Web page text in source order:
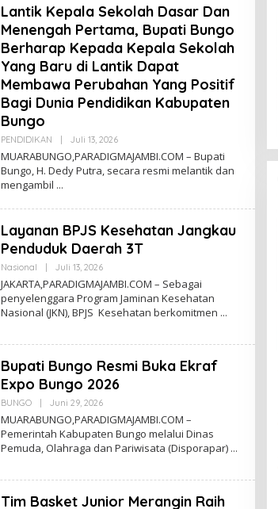
A
Lantik Kepala Sekolah Dasar Dan
Menengah Pertama, Bupati Bungo
Berharap Kepada Kepala Sekolah
Yang Baru di Lantik Dapat
Membawa Perubahan Yang Positif
Bagi Dunia Pendidikan Kabupaten
Bungo
PENDIDIKAN Juli 13, 2026O
L
E
H
G
A
MUARABUNGO,PARADIGMAJAMBI.COM – Bupati
Bungo, H. Dedy Putra, secara resmi melantik dan
mengambil
Layanan BPJS Kesehatan Jangkau
Penduduk Daerah 3T
Nasional Juli 13, 2026O
E
H
D
M
JAKARTA,PARADIGMAJAMBI.COM – Sebagai
penyelenggara Program Jaminan Kesehatan
Nasional (JKN), BPJS Kesehatan berkomitmen
Bupati Bungo Resmi Buka Ekraf
Expo Bungo 2026
BUNGO Juni 29, 2026O
L
E
H
D
M
MUARABUNGO,PARADIGMAJAMBI.COM –
Pemerintah Kabupaten Bungo melalui Dinas
Pemuda, Olahraga dan Pariwisata (Disporapar)
Tim Basket Junior Merangin Raih